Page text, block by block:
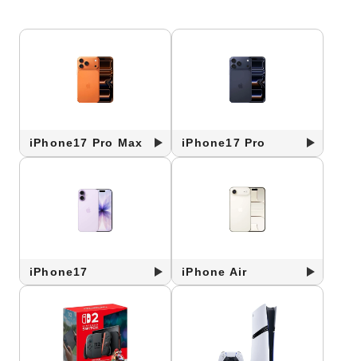
iPhone17 Pro Max iPhone17 Pro
iPhone17 iPhone Air